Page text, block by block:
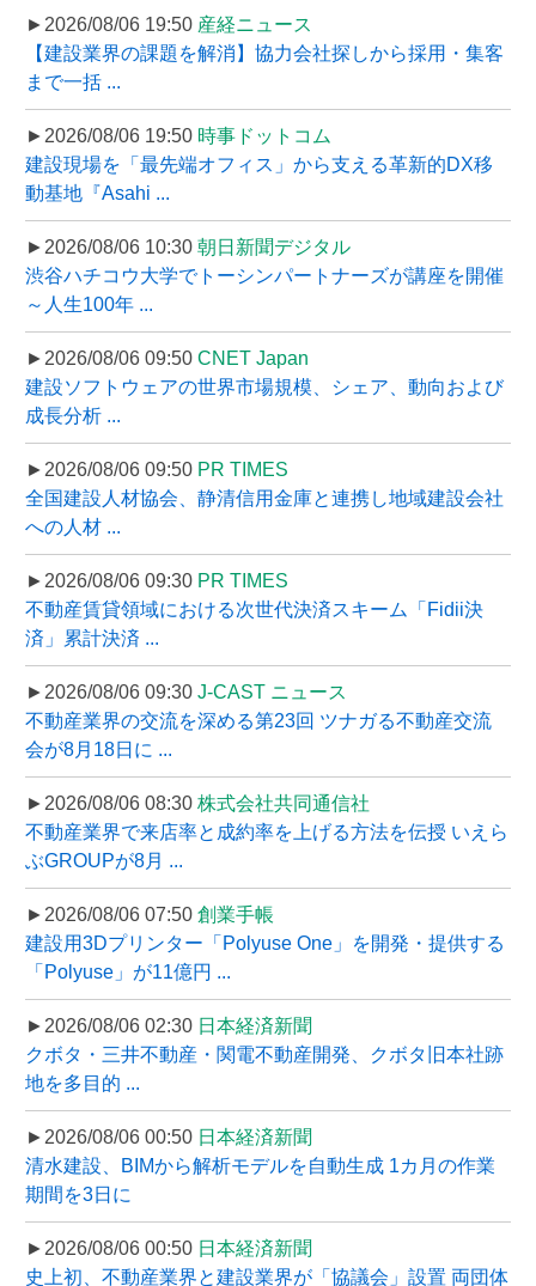
►2026/08/06 19:50 産経ニュース
【建設業界の課題を解消】協力会社探しから採用・集客
まで一括 ...
►2026/08/06 19:50 時事ドットコム
建設現場を「最先端オフィス」から支える革新的DX移
動基地『Asahi ...
►2026/08/06 10:30 朝日新聞デジタル
渋谷ハチコウ大学でトーシンパートナーズが講座を開催
～人生100年 ...
►2026/08/06 09:50 CNET Japan
建設ソフトウェアの世界市場規模、シェア、動向および
成長分析 ...
►2026/08/06 09:50 PR TIMES
全国建設人材協会、静清信用金庫と連携し地域建設会社
への人材 ...
►2026/08/06 09:30 PR TIMES
不動産賃貸領域における次世代決済スキーム「Fidii決
済」累計決済 ...
►2026/08/06 09:30 J-CAST ニュース
不動産業界の交流を深める第23回 ツナガる不動産交流
会が8月18日に ...
►2026/08/06 08:30 株式会社共同通信社
不動産業界で来店率と成約率を上げる方法を伝授 いえら
ぶGROUPが8月 ...
►2026/08/06 07:50 創業手帳
建設用3Dプリンター「Polyuse One」を開発・提供する
「Polyuse」が11億円 ...
►2026/08/06 02:30 日本経済新聞
クボタ・三井不動産・関電不動産開発、クボタ旧本社跡
地を多目的 ...
►2026/08/06 00:50 日本経済新聞
清水建設、BIMから解析モデルを自動生成 1カ月の作業
期間を3日に
►2026/08/06 00:50 日本経済新聞
史上初、不動産業界と建設業界が「協議会」設置 両団体